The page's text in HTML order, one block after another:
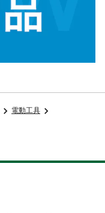
電動工具